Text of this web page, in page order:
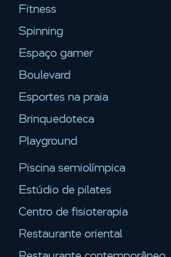
Fitness
Spinning
Espaço gamer
Boulevard
Esportes na praia
Brinquedoteca
Playground
Piscina semiolímpica
Estúdio de pilates
Centro de fisioterapia
Restaurante oriental